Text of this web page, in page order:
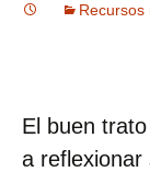
Recursos
El buen
a reflexionar